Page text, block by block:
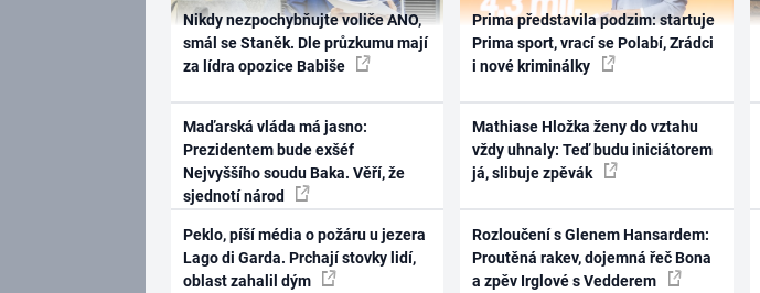
Nikdy nezpochybňujte voliče ANO,
smál se Staněk. Dle průzkumu mají
za lídra opozice Babiše
Maďarská vláda má jasno:
Prezidentem bude exšéf
Nejvyššího soudu Baka. Věří, že
sjednotí národ
Peklo, píší média o požáru u jezera
Lago di Garda. Prchají stovky lidí,
oblast zahalil dým
Prima představila podzim: startuje
Prima sport, vrací se Polabí, Zrádci
i nové kriminálky
Mathiase Hložka ženy do vztahu
vždy uhnaly: Teď budu iniciátorem
já, slibuje zpěvák
Rozloučení s Glenem Hansardem:
Proutěná rakev, dojemná řeč Bona
a zpěv Irglové s Vedderem